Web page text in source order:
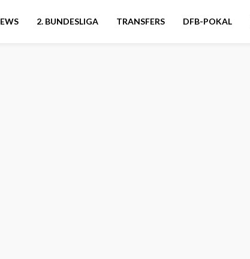
2. BUNDESLIGA TRANSFERS DFB-POKAL